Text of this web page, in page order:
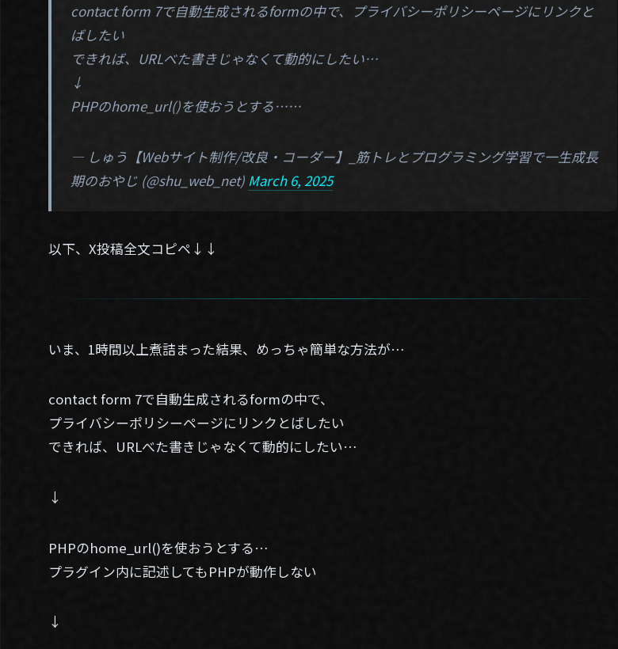
contact form 7で自動生成されるformの中で、プライバシーポリシーページにリンクと
ばしたい
できれば、URLべた書きじゃなくて動的にしたい…
↓
PHPのhome_url()を使おうとする……
— しゅう【Webサイト制作/改良・コーダー】_筋トレとプログラミング学習で一生成長
期のおやじ (@shu_web_net) March 6, 2025
以下、X投稿全文コピペ↓↓
いま、1時間以上煮詰まった結果、めっちゃ簡単な方法が…
contact form 7で自動生成されるformの中で、
プライバシーポリシーページにリンクとばしたい
できれば、URLべた書きじゃなくて動的にしたい…
↓
PHPのhome_url()を使おうとする…
プラグイン内に記述してもPHPが動作しない
↓